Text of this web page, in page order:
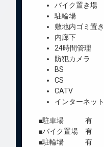
バイク置き場
駐輪場
敷地内ゴミ置
内廊下
24時間管理
防犯カメラ
BS
CS
CATV
インターネット
■駐車場 有
■バイク置場 有
■駐輪場 有